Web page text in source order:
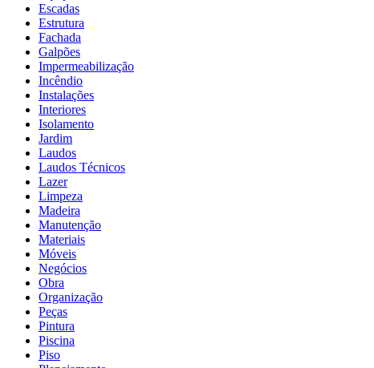
Escadas
Estrutura
Fachada
Galpões
Impermeabilização
Incêndio
Instalações
Interiores
Isolamento
Jardim
Laudos
Laudos Técnicos
Lazer
Limpeza
Madeira
Manutenção
Materiais
Móveis
Negócios
Obra
Organização
Peças
Pintura
Piscina
Piso